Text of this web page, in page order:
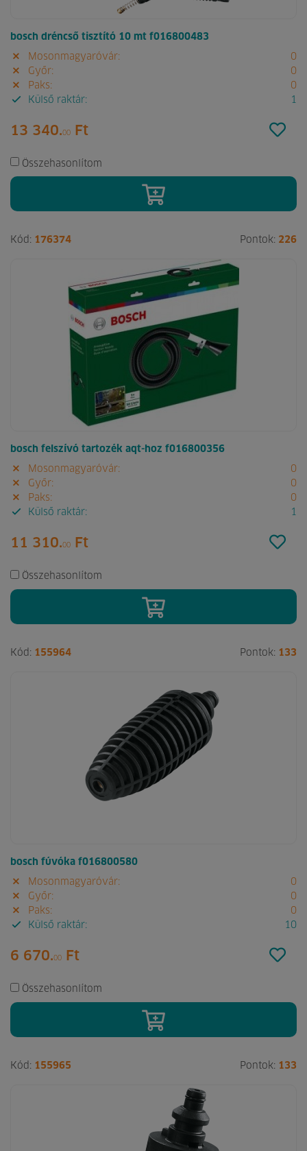
bosch dréncső tisztító 10 mt f016800483
Mosonmagyaróvár:
0
Győr:
0
Paks:
0
Külső raktár:
1
13 340.00 Ft
Összehasonlítom
Kód: 176374 Pontok: 226
bosch felszívó tartozék aqt-hoz f016800356
Mosonmagyaróvár:
0
Győr:
0
Paks:
0
Külső raktár:
1
11 310.00 Ft
Összehasonlítom
Kód: 155964 Pontok: 133
bosch fúvóka f016800580
Mosonmagyaróvár:
0
Győr:
0
Paks:
0
Külső raktár:
10
6 670.00 Ft
Összehasonlítom
Kód: 155965 Pontok: 133